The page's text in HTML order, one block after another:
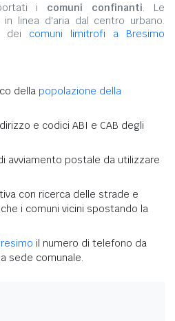
i comuni confinanti. Le
linea d'aria dal centro urbano.
dei comuni limitrofi a Bresimo
della popolazione della
e codici ABI e CAB degli
avviamento postale da utilizzare
con ricerca delle strade e
i comuni vicini spostando la
il numero di telefono da
sede comunale.